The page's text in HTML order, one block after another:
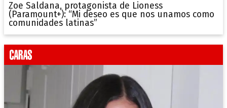
Zoe Saldana, protagonista de Lioness
(Paramount+): “Mi deseo es que nos unamos como
comunidades latinas”